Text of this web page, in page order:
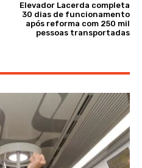
Elevador Lacerda completa
30 dias de funcionamento
após reforma com 250 mil
pessoas transportadas